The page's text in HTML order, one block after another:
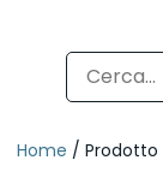
Home / Prodotto